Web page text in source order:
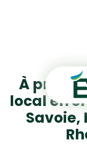
À propos
local en
Savoie,